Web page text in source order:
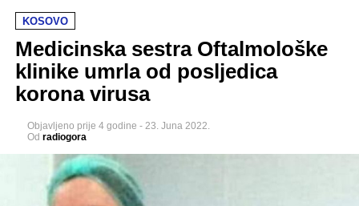
KOSOVO
Medicinska sestra Oftalmološke
klinike umrla od posljedica
korona virusa
Objavljeno prije 4 godine - 23. Juna 2022.
Od radiogora